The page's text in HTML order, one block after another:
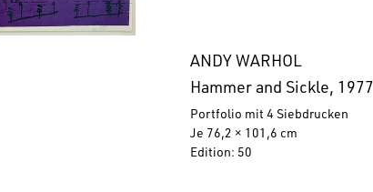
ANDY WARHOL
Hammer and Sickle, 1977
Portfolio mit 4 Siebdrucken
Je 76,2 × 101,6 cm
Edition: 50